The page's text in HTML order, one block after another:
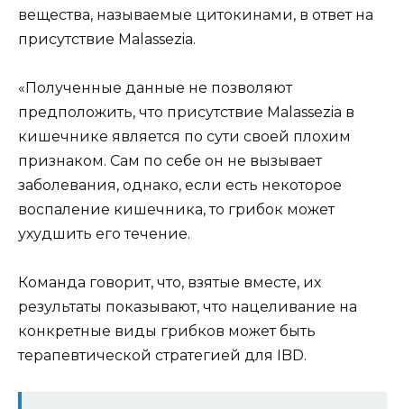
вещества, называемые цитокинами, в ответ на
присутствие Malassezia.
«Полученные данные не позволяют
предположить, что присутствие Malassezia в
кишечнике является по сути своей плохим
признаком. Сам по себе он не вызывает
заболевания, однако, если есть некоторое
воспаление кишечника, то грибок может
ухудшить его течение.
Команда говорит, что, взятые вместе, их
результаты показывают, что нацеливание на
конкретные виды грибков может быть
терапевтической стратегией для IBD.